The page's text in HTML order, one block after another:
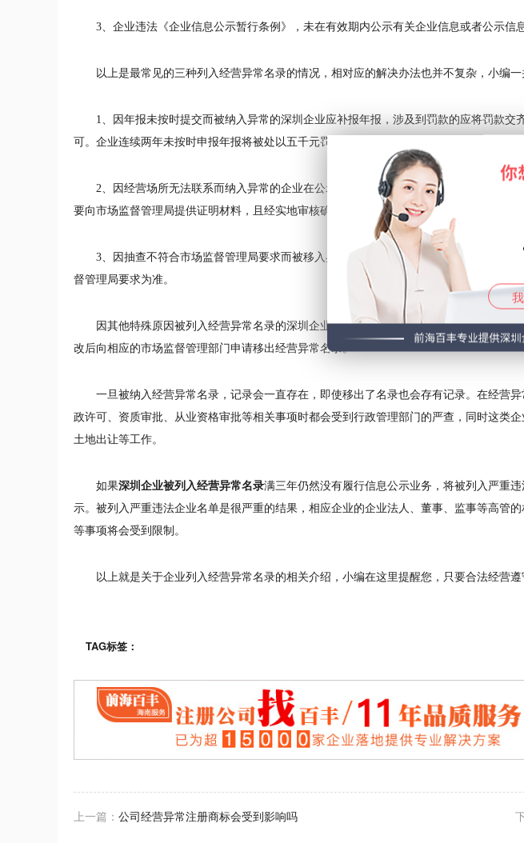
3、企业违法《企业信息公示暂行条例》，未在有效期内公示有关企业信息或者公示信
以上是最常见的三种列入经营异常名录的情况，相对应的解决办法也并不复杂，小编一
1、因年报未按时提交而被纳入异常的深圳企业应补报年报，涉及到罚款的应将罚款交
可。企业连续两年未按时申报年报将被处以五千元罚款，连续三年及以上为提交会被处以一
2、因经营场所无法联系而纳入异常的企业在公示期内可以提起申诉，提供公司实际经
要向市场监督管理局提供证明材料，且经实地审核确实无误才可移出异常。
3、因抽查不符合市场监督管理局要求而被移入异常的，需提供所要求的的相关整改证
督管理局要求为准。
因其他特殊原因被列入经营异常名录的深圳企业可以根据《深圳经济特区商事主体经
改后向相应的市场监督管理部门申请移出经营异常名录。
一旦被纳入经营异常名录，记录会一直存在，即使移出了名录也会存有记录。在经营
政许可、资质审批、从业资格审批等相关事项时都会受到行政管理部门的严查，同时这类
土地出让等工作。
如果深圳企业被列入经营异常名录满三年仍然没有履行信息公示业务，将被列入严重
示。被列入严重违法企业名单是很严重的结果，相应企业的企业法人、董事、监事等高管
等事项将会受到限制。
以上就是关于企业列入经营异常名录的相关介绍，小编在这里提醒您，只要合法经营
TAG标签：
上一篇： 公司经营异常注册商标会受到影响吗